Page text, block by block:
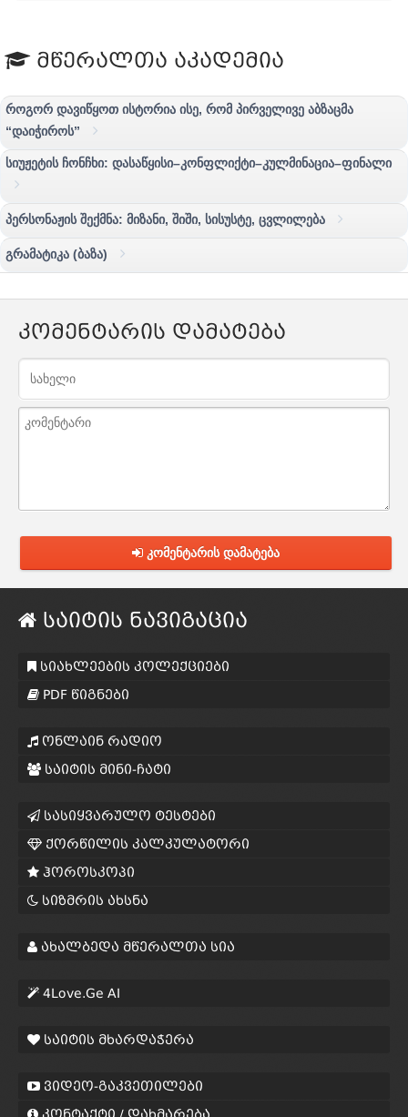
მწერალთა აკადემია
როგორ დავიწყოთ ისტორია ისე, რომ პირველივე აბზაცმა
“დაიჭიროს”
სიუჟეტის ჩონჩხი: დასაწყისი–კონფლიქტი–კულმინაცია–ფინალი
პერსონაჟის შექმნა: მიზანი, შიში, სისუსტე, ცვლილება
გრამატიკა (ბაზა)
კომენტარის დამატება
კომენტარის დამატება
საიტის ნავიგაცია
სიახლეების კოლექციები
PDF წიგნები
ონლაინ რადიო
საიტის მინი-ჩატი
სასიყვარულო ტესტები
ქორწილის კალკულატორი
ჰოროსკოპი
სიზმრის ახსნა
ახალბედა მწერალთა სია
4Love.Ge AI
საიტის მხარდაჭერა
ვიდეო-გაკვეთილები